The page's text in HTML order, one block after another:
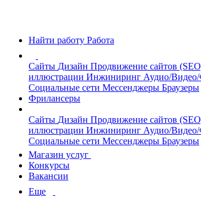
Найти работу Работа
Сайты Дизайн Продвижение сайтов
иллюстрации Инжиниринг Аудио/
Социальные сети Мессенджеры Браузеры
Фрилансеры
Сайты Дизайн Продвижение сайтов
иллюстрации Инжиниринг Аудио/
Социальные сети Мессенджеры Браузеры
Магазин услуг
Конкурсы
Вакансии
Еще